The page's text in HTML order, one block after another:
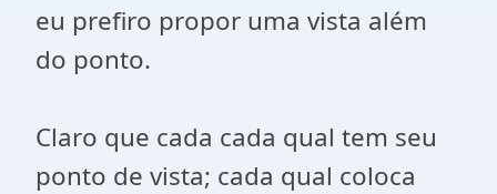
eu prefiro propor uma vista além
do ponto.
Claro que cada cada qual tem seu
ponto de vista; cada qual coloca